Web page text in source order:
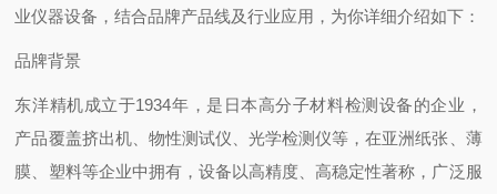
业仪器设备，结合品牌产品线及行业应用，为你详细介绍如下：
品牌背景
东洋精机成立于1934年，是日本高分子材料检测设备的企业，
产品覆盖挤出机、物性测试仪、光学检测仪等，在亚洲纸张、薄
膜、塑料等企业中拥有，设备以高精度、高稳定性著称，广泛服